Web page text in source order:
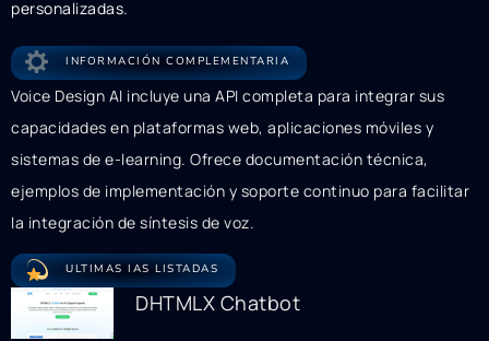
personalizadas.
INFORMACIÓN COMPLEMENTARIA
Voice Design AI incluye una API completa para integrar sus
capacidades en plataformas web, aplicaciones móviles y
sistemas de e-learning. Ofrece documentación técnica,
ejemplos de implementación y soporte continuo para facilitar
la integración de síntesis de voz.
ULTIMAS IAS LISTADAS
DHTMLX Chatbot